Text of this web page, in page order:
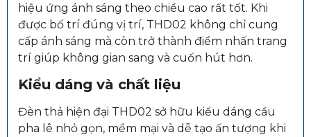
hiệu ứng ánh sáng theo chiều cao rất tốt. Khi
được bố trí đúng vị trí, THD02 không chỉ cung
cấp ánh sáng mà còn trở thành điểm nhấn trang
trí giúp không gian sang và cuốn hút hơn.
Kiểu dáng và chất liệu
Đèn thả hiện đại THD02 sở hữu kiểu dáng cầu
pha lê nhỏ gọn, mềm mại và dễ tạo ấn tượng khi